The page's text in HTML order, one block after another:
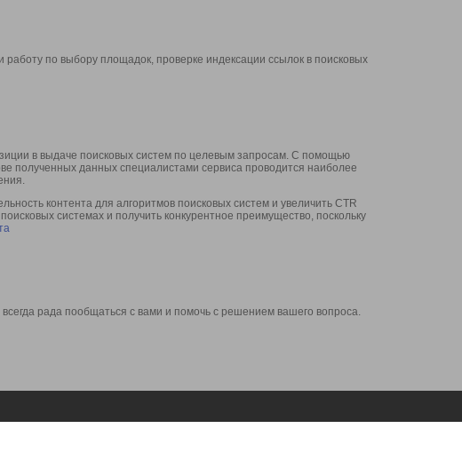
по выбору площадок, проверке индексации ссылок в поисковых
в выдаче поисковых систем по целевым запросам. С помощью
полученных данных специалистами сервиса проводится наиболее
контента для алгоритмов поисковых систем и увеличить CTR
системах и получить конкурентное преимущество, поскольку
рада пообщаться с вами и помочь с решением вашего вопроса.